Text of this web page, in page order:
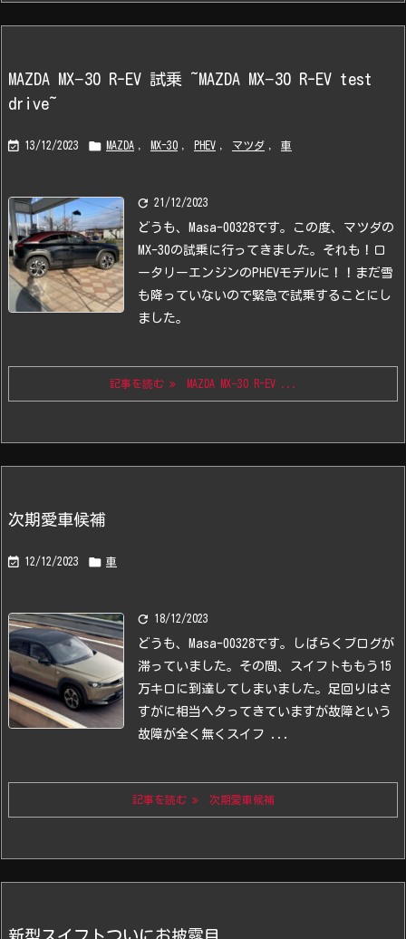
MAZDA MX−30 R-EV 試乗 ~MAZDA MX−30 R-EV test
drive~
 13/12/2023  MAZDA MX-30 PHEV マツダ 車
 21/12/2023
どうも、Masa-00328です。
この度、マツダの
MX-30の試乗に行ってきました。 それも！ロ
ータリーエンジンのPHEVモデルに！！ まだ雪
も降っていないので緊急で試乗することにし
ました。
記事を読む MAZDA MX−30 R-EV ...
次期愛車候補
 12/12/2023  車
 18/12/2023
どうも、Masa-00328です。
しばらくブログが
滞っていました。 その間、スイフトももう15
万キロに到達してしまいました。 足回りはさ
すがに相当ヘタってきていますが故障という
故障が全く無くスイフ ...
記事を読む 次期愛車候補
新型スイフトついにお披露目